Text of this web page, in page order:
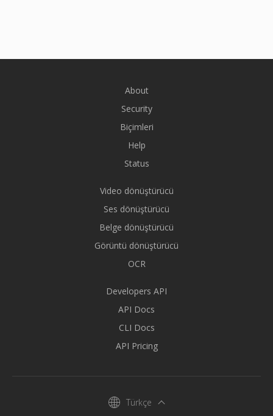
About
Security
Biçimleri
Help
Status
Video dönüştürücü
Ses dönüştürücü
Belge dönüştürücü
Görüntü dönüştürücü
OCR
Developers API
API Docs
CLI Docs
API Pricing
Türkçe